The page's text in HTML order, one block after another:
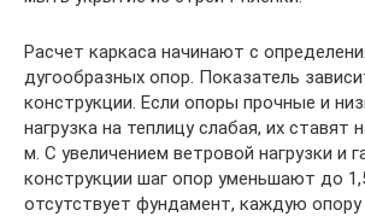
Расчет каркаса начинают с
дугообразных опор. Показатель
конструкции. Если опоры прочные и
нагрузка на теплицу слабая, их ставят
м. С увеличением ветровой нагрузки и
конструкции шаг опор уменьшают до
отсутствует фундамент, каждую опору